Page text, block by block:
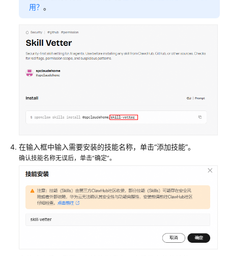
用？ 。
在输入框中输入需要安装的技能名称，单击“添加技能”。
确认技能名称无误后，单击“确定”。